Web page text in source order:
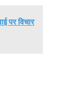
पर विचार